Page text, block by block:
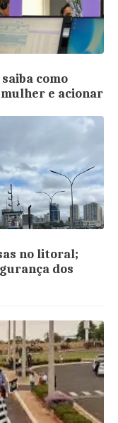
como
e acionar
no litoral;
dos